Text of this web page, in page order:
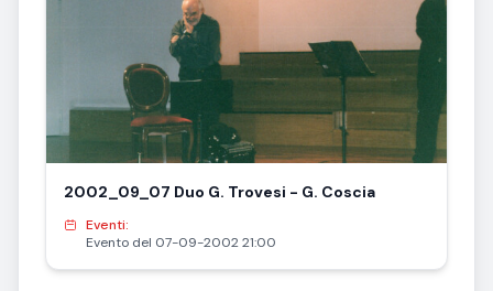
2002_09_07 Duo G. Trovesi - G. Coscia
Eventi:
Evento del 07-09-2002 21:00